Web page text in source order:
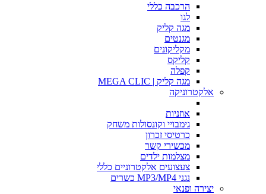
הרכבה כללי
לגו
מגה קליק
מגנטים
מקליקונים
קליקס
קפלה
מגה קליק | MEGA CLIC
אלקטרוניקה
אוזניות
גימבויי וקונסולות משחק
כרטיסי זכרון
מכשירי קשר
מצלמות ילדים
צעצועים אלקטרוניים כללי
נגני MP3/MP4 כשרים
יצירה ופנאי